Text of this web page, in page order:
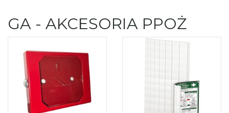
GA - AKCESORIA PPOŻ